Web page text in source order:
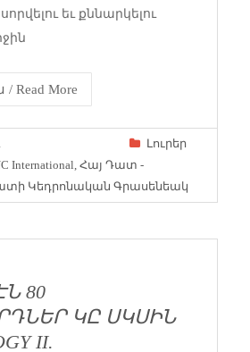
եւ քննարկելու
More
Լուրեր
International ,Հայ Դատ -
Կեդրոնական Գրասենեակ
80
ԿԸ ՍԿՍԻՆ
II.